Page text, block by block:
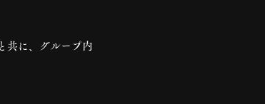
共に、グループ内